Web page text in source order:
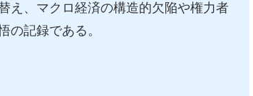
え、マクロ経済の構造的欠陥や権力者
の記録である。